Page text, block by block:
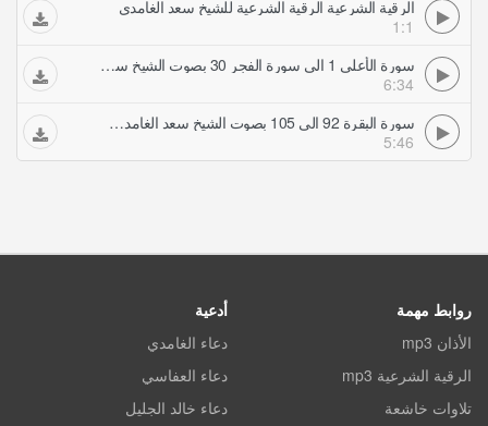
الرقية الشرعية الرقية الشرعية للشيخ سعد الغامدي
1:1
سورة الأعلى 1 الى سورة الفجر 30 بصوت الشيخ سعد الغامدي تلاوات خاشعة
6:34
سورة البقرة 92 الى 105 بصوت الشيخ سعد الغامدي تلاوات خاشعة
5:46
روابط مهمة
الأذان mp3
الرقية الشرعية mp3
تلاوات خاشعة
أدعية
دعاء الغامدي
دعاء العفاسي
دعاء خالد الجليل